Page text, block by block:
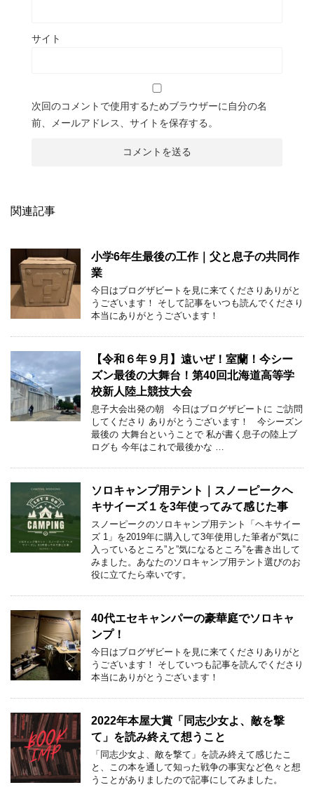
サイト
次回のコメントで使用するためブラウザーに自分の名
前、メールアドレス、サイトを保存する。
関連記事
小学6年生最後の工作｜父と息子の共同作
業
今日はブログザビートを見に来てくださりありがと
うございます！ そして記事をいつも読んでくださり
本当にありがとうございます！
【令和６年９月】遠いぜ！室蘭！今シー
ズン最後の大舞台！第40回北海道高等学
校新人陸上競技大会
息子大会出発の朝 今日はブログザビートに ご訪問
してくださり ありがとうございます！ 今シーズン
最後の 大舞台ということで 私が書く息子の陸上ブ
ログも 今年はこれで最後かな …
ソロキャンプ用テント｜スノーピークヘ
キサイーズ１を3年使ってみて感じた事
スノーピークのソロキャンプ用テント「ヘキサイー
ズ 1」を2019年に購入して3年使用した筆者が”気に
入っているところ”と”気になるところ”を書き出して
みました。あなたのソロキャンプ用テント選びのお
役に立てたら幸いです。
40代エセキャンパーの豪華庭でソロキャ
ンプ！
今日はブログザビートを見に来てくださりありがと
うございます！ そしていつも記事を読んでくださり
本当にありがとうございます！
2022年本屋大賞「同志少女よ、敵を撃
て」を読み終えて想うこと
「同志少女よ、敵を撃て」を読み終えて感じたこ
と、この本を通して知った戦争の事実など色々と想
うことがありましたので記事にしてみました。